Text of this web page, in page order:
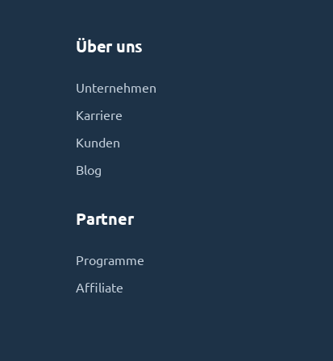
Über uns
Unternehmen
Karriere
Kunden
Blog
Partner
Programme
Affiliate